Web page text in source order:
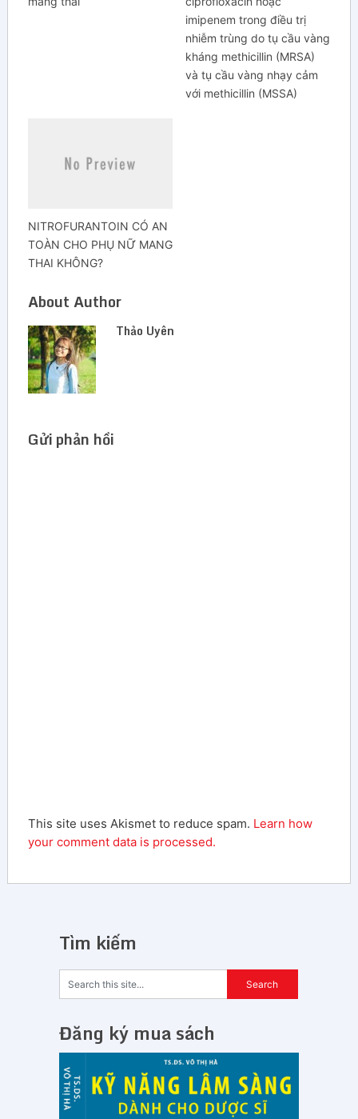
imipenem trong điều trị
nhiễm trùng do tụ cầu vàng
kháng methicillin (MRSA)
và tụ cầu vàng nhạy cảm
với methicillin (MSSA)
​​​​​​​NITROFURANTOIN CÓ AN
TOÀN CHO PHỤ NỮ MANG
THAI KHÔNG?
About Author
Thảo Uyên
Gửi phản hồi
This site uses Akismet to reduce spam. Learn how
your comment data is processed.
Tìm kiếm
Đăng ký mua sách